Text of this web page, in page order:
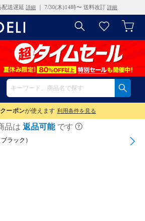
配送遅延 詳細 ｜ 7/30(木)14時〜 送料改訂 詳細
クーポンが使えます 利用条件を見る
品は 返品可能 です
1/8